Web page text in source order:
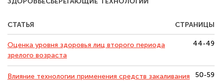
СТАТЬЯ СТРАНИЦЫ
Оценка уровня здоровья лиц второго периода
зрелого возраста
44-49
Влияние технологии применения средств закаливания
50-59